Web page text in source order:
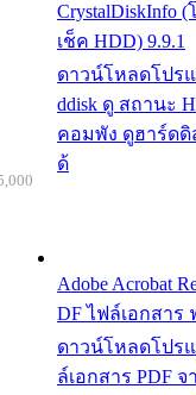
CrystalDiskInfo
เช็ค HDD) 9.9.1
ดาวน์โหลดโปรแ
ddisk ดู สถานะ
คอมพัง ดูฮาร์ดดิ
ด้
Adobe Acrobat
DF ไฟล์เอกสาร
ดาวน์โหลดโปรแ
ล์เอกสาร PDF